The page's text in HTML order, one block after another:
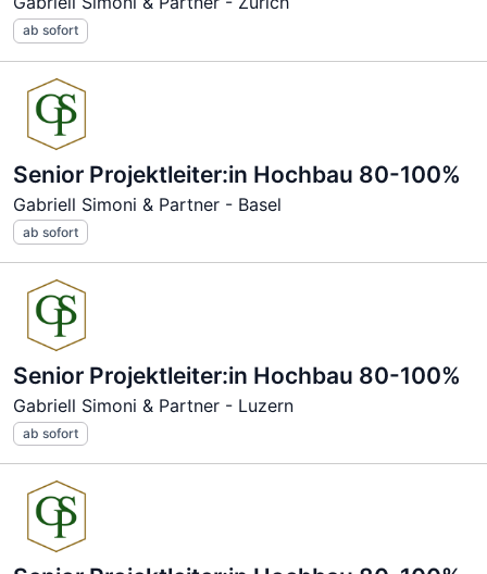
ab sofort
Senior Projektleiter:in Hochbau 80-100%
Gabriell Simoni & Partner - Basel
ab sofort
Senior Projektleiter:in Hochbau 80-100%
Gabriell Simoni & Partner - Luzern
ab sofort